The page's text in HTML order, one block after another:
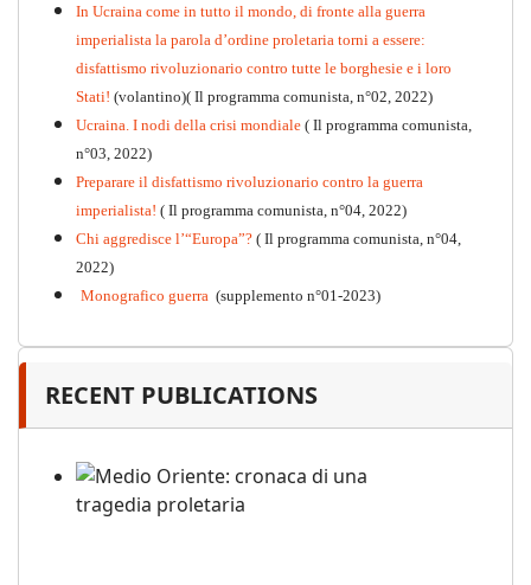
PDF n°10 - 2026
In Ucraina come in tutto il mondo, di fronte alla guerra
imperialista la parola d’ordine proletaria torni a essere:
disfattismo rivoluzionario contro tutte le borghesie e i loro
Stati! (volantino)( Il programma comunista, n°02, 2022)
Ucraina. I nodi della crisi mondiale ( Il programma comunista,
n°03, 2022)
Preparare il disfattismo rivoluzionario contro la guerra
imperialista! ( Il programma comunista, n°04, 2022)
Chi aggredisce l’“Europa”? ( Il programma comunista, n°04,
2022)
Monografico guerra (supplemento n°01-2023)
RECENT PUBLICATIONS